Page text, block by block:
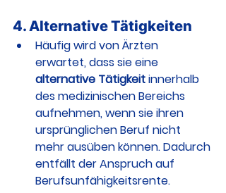
4. Alternative Tätigkeiten
Häufig wird von Ärzten
erwartet, dass sie eine
alternative Tätigkeit innerhalb
des medizinischen Bereichs
aufnehmen, wenn sie ihren
ursprünglichen Beruf nicht
mehr ausüben können. Dadurch
entfällt der Anspruch auf
Berufsunfähigkeitsrente.